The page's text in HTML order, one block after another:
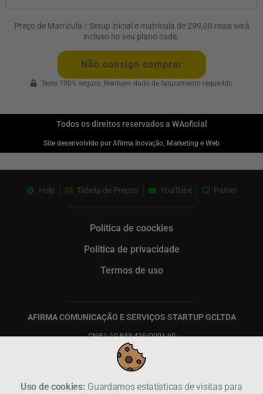
Preço de Matrícula / Setup inicial e matrícula de 299,00 reais será
incluso no seu plano cada.
Não consigo comprar
Teste 100% seguro. Nenhum dado de faturamento requerido​.
Todos os direitos reservados a WAoficial
Site desenvolvido por Afirma Inovação, Marketing e Web
Help Tabela de Preços YouTube Painel
Política de coockies
Política de privacidade
Termos de uso
AFIRMA COMUNICAÇÃO E SERVIÇOS STARTUP GCLTDA
CNPJ: 10.843.426/0001-60
+55 11 91599-2204
Rua Aquino Baeta Neves, 91 – pavmto 01 – Albertina – Cons.
Lafaiete – MG – 36400-000
Uso de cookies: Guardamos estatísticas de visitas para